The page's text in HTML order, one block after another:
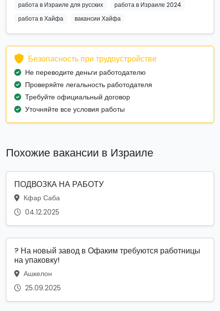
работа в Израиле для русских
работа в Израиле 2024
работа в Хайфа
вакансии Хайфа
Безопасность при трудоустройстве
Не переводите деньги работодателю
Проверяйте легальность работодателя
Требуйте официальный договор
Уточняйте все условия работы
Похожие вакансии в Израиле
ПОДВОЗКА НА РАБОТУ
Кфар Саба
04.12.2025
? На новый завод в Офаким требуются работницы
на упаковку!
Ашкелон
25.09.2025